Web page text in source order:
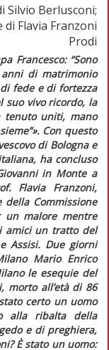
Silvio Berlusconi;
Flavia Franzoni
Prodi
Francesco: “Sono
di matrimonio
fede e di fortezza
suo vivo ricordo, la
tenuto uniti, mano
. Con questo
di Bologna e
ha concluso
in Monte a
Flavia Franzoni,
della Commissione
un malore mentre
amici un tratto del
Assisi. Due giorni
Mario Enrico
le esequie del
morto all’età di 86
certo un uomo
alla ribalta della
e di preghiera,
È stato un uomo: